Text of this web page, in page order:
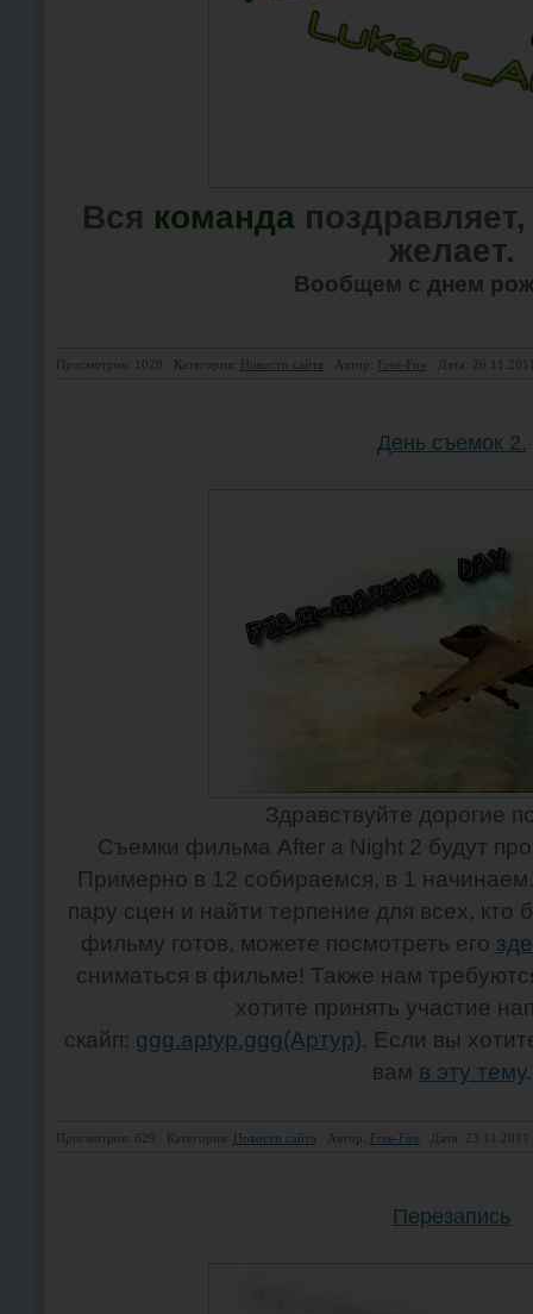
Вся команда
желает.
Вообщем с днем
Просмотров: 1028 Категория: Новости сайта Автор: Free-Fire Дата:
День съемок 2.
Здравствуйте дорогие
Съемки фильма After a Night 2 будут
Примерно в 12 собираемся, в 1
пару сцен и найти терпение для всех, кто
фильму готов, можете посмотреть его
сниматься в фильме! Также нам
хотите принять участие
скайп: ggg.aptyp.ggg(Артур). Если вы
вам в эту тему.
Просмотров: 629 Категория: Новости сайта Автор: Free-Fire Дата: 23.11.2011
Перезапись